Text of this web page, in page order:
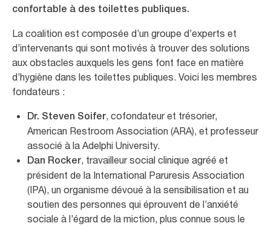
confortable à des toilettes publiques.
La coalition est composée d’un groupe d’experts et
d’intervenants qui sont motivés à trouver des solutions
aux obstacles auxquels les gens font face en matière
d’hygiène dans les toilettes publiques. Voici les membres
fondateurs :
Dr. Steven Soifer, cofondateur et trésorier,
American Restroom Association (ARA), et professeur
associé à la Adelphi University.
Dan Rocker, travailleur social clinique agréé et
président de la International Paruresis Association
(IPA), un organisme dévoué à la sensibilisation et au
soutien des personnes qui éprouvent de l’anxiété
sociale à l’égard de la miction, plus connue sous le